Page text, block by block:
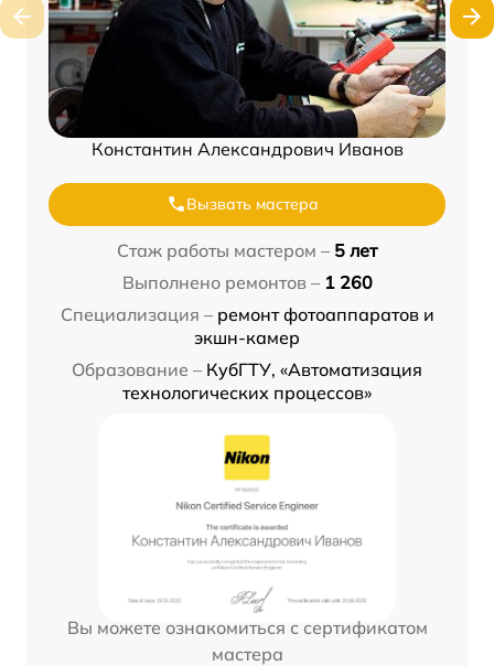
Константин Александрович Иванов
Вызвать мастера
Стаж работы мастером – 5 лет
Выполнено ремонтов – 1 260
Специализация – ремонт фотоаппаратов и
экшн-камер
Образование – КубГТУ, «Автоматизация
технологических процессов»
Вы можете ознакомиться с сертификатом
мастера